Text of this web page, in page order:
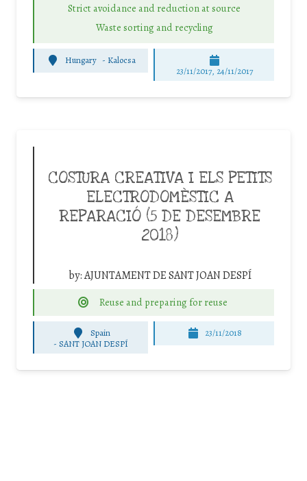
Strict avoidance and reduction at source
Waste sorting and recycling
Hungary - Kalocsa
23/11/2017, 24/11/2017
COSTURA CREATIVA I ELS PETITS
ELECTRODOMÈSTIC A
REPARACIÓ (5 DE DESEMBRE
2018)
by:AJUNTAMENT DE SANT JOAN DESPÍ
Reuse and preparing for reuse
Spain
-SANT JOAN DESPÍ
23/11/2018